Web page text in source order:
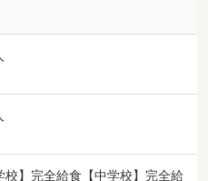
校】完全給食【中学校】完全給